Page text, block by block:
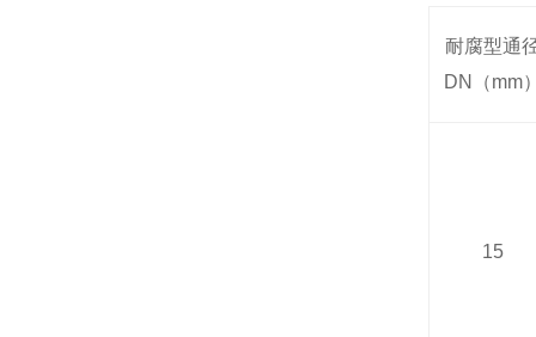
耐腐型通
DN
（mm
15